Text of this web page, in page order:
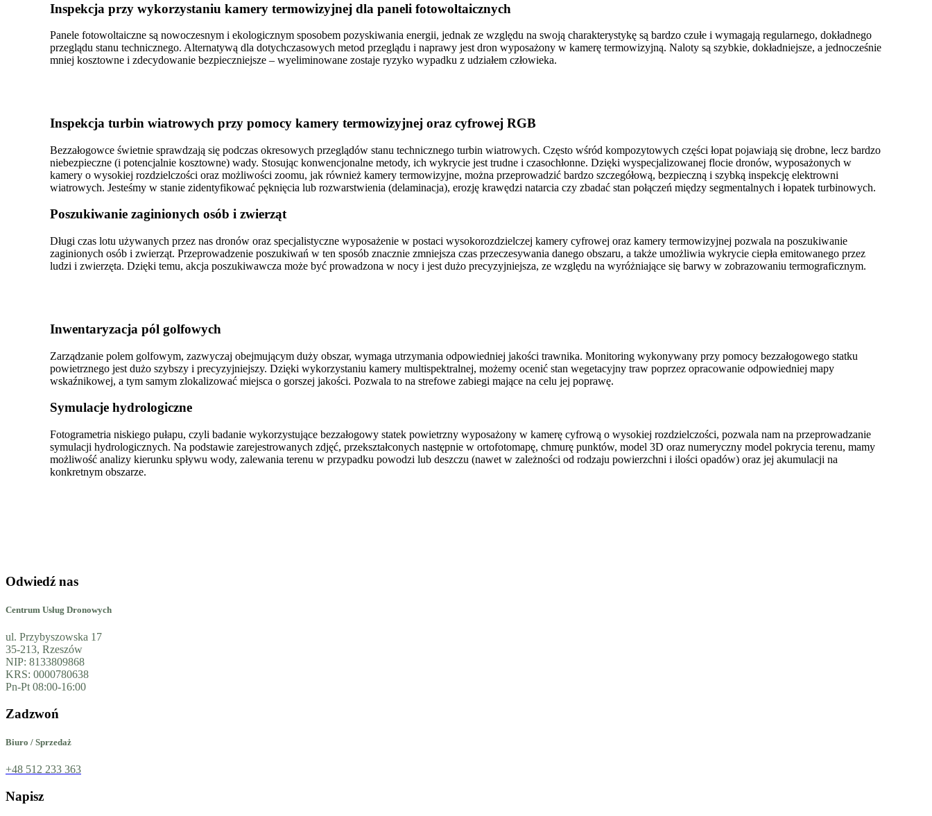
Inspekcja przy wykorzystaniu kamery termowizyjnej dla paneli fotowoltaicznych
Panele fotowoltaiczne są nowoczesnym i ekologicznym sposobem pozyskiwania energii, jednak ze względu na swoją charakterystykę są bardzo czułe i wymagają regularnego, dokładnego
przeglądu stanu technicznego. Alternatywą dla dotychczasowych metod przeglądu i naprawy jest dron wyposażony w kamerę termowizyjną. Naloty są szybkie, dokładniejsze, a jednocześnie
mniej kosztowne i zdecydowanie bezpieczniejsze – wyeliminowane zostaje ryzyko wypadku z udziałem człowieka.
Inspekcja turbin wiatrowych przy pomocy kamery termowizyjnej oraz cyfrowej RGB
Bezzałogowce świetnie sprawdzają się podczas okresowych przeglądów stanu technicznego turbin wiatrowych. Często wśród kompozytowych części łopat pojawiają się drobne, lecz bardzo
niebezpieczne (i potencjalnie kosztowne) wady. Stosując konwencjonalne metody, ich wykrycie jest trudne i czasochłonne. Dzięki wyspecjalizowanej flocie dronów, wyposażonych w
kamery o wysokiej rozdzielczości oraz możliwości zoomu, jak również kamery termowizyjne, można przeprowadzić bardzo szczegółową, bezpieczną i szybką inspekcję elektrowni
wiatrowych. Jesteśmy w stanie zidentyfikować pęknięcia lub rozwarstwienia (delaminacja), erozję krawędzi natarcia czy zbadać stan połączeń między segmentalnych i łopatek turbinowych.
Poszukiwanie zaginionych osób i zwierząt
Długi czas lotu używanych przez nas dronów oraz specjalistyczne wyposażenie w postaci wysokorozdzielczej kamery cyfrowej oraz kamery termowizyjnej pozwala na poszukiwanie
zaginionych osób i zwierząt. Przeprowadzenie poszukiwań w ten sposób znacznie zmniejsza czas przeczesywania danego obszaru, a także umożliwia wykrycie ciepła emitowanego przez
ludzi i zwierzęta. Dzięki temu, akcja poszukiwawcza może być prowadzona w nocy i jest dużo precyzyjniejsza, ze względu na wyróżniające się barwy w zobrazowaniu termograficznym.
Inwentaryzacja pól golfowych
Zarządzanie polem golfowym, zazwyczaj obejmującym duży obszar, wymaga utrzymania odpowiedniej jakości trawnika. Monitoring wykonywany przy pomocy bezzałogowego statku
powietrznego jest dużo szybszy i precyzyjniejszy. Dzięki wykorzystaniu kamery multispektralnej, możemy ocenić stan wegetacyjny traw poprzez opracowanie odpowiedniej mapy
wskaźnikowej, a tym samym zlokalizować miejsca o gorszej jakości. Pozwala to na strefowe zabiegi mające na celu jej poprawę.
Symulacje hydrologiczne
Fotogrametria niskiego pułapu, czyli badanie wykorzystujące bezzałogowy statek powietrzny wyposażony w kamerę cyfrową o wysokiej rozdzielczości, pozwala nam na przeprowadzanie
symulacji hydrologicznych. Na podstawie zarejestrowanych zdjęć, przekształconych następnie w ortofotomapę, chmurę punktów, model 3D oraz numeryczny model pokrycia terenu, mamy
możliwość analizy kierunku spływu wody, zalewania terenu w przypadku powodzi lub deszczu (nawet w zależności od rodzaju powierzchni i ilości opadów) oraz jej akumulacji na
konkretnym obszarze.
Odwiedź nas
Centrum Usług Dronowych
ul. Przybyszowska 17
35-213, Rzeszów
NIP: 8133809868
KRS: 0000780638
Pn-Pt 08:00-16:00
Zadzwoń
Biuro / Sprzedaż
+48 512 233 363
Napisz